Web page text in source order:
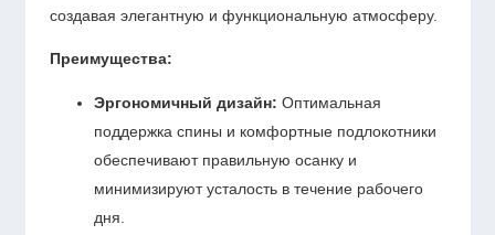
создавая элегантную и функциональную атмосферу.
Преимущества:
Эргономичный дизайн: Оптимальная
поддержка спины и комфортные подлокотники
обеспечивают правильную осанку и
минимизируют усталость в течение рабочего
дня.